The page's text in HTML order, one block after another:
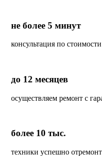
не более 5 минут
консультация по
до 12 месяцев
осуществляем ремонт с
более 10 тыс.
техники успешно